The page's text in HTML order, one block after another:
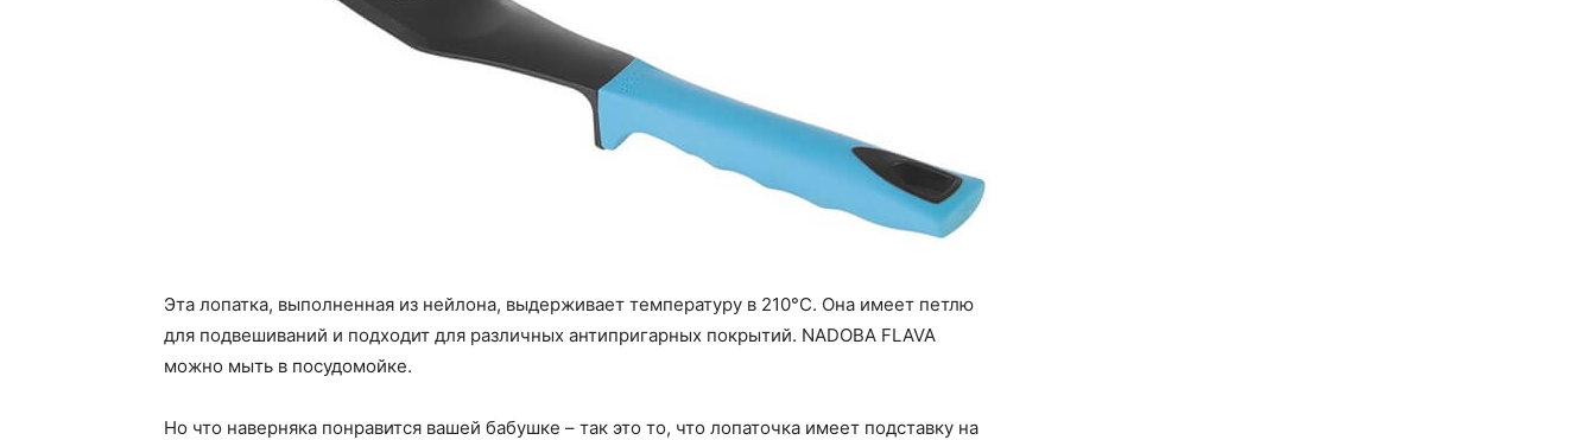
Эта лопатка, выполненная из нейлона, выдерживает температуру в 210°C. Она имеет петлю
для подвешиваний и подходит для различных антипригарных покрытий. NADOBA FLAVA
можно мыть в посудомойке.
Но что наверняка понравится вашей бабушке – так это то, что лопаточка имеет подставку на